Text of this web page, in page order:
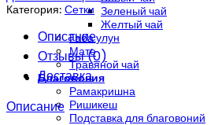
Зеленый чай
Желтый чай
Габа улун
Мате
Травяной чай
Благовония
Рамакришна
Ришикеш
Подставка для благовоний
Категория: Сетки
Описание
Отзывы (0)
Доставка
Описание